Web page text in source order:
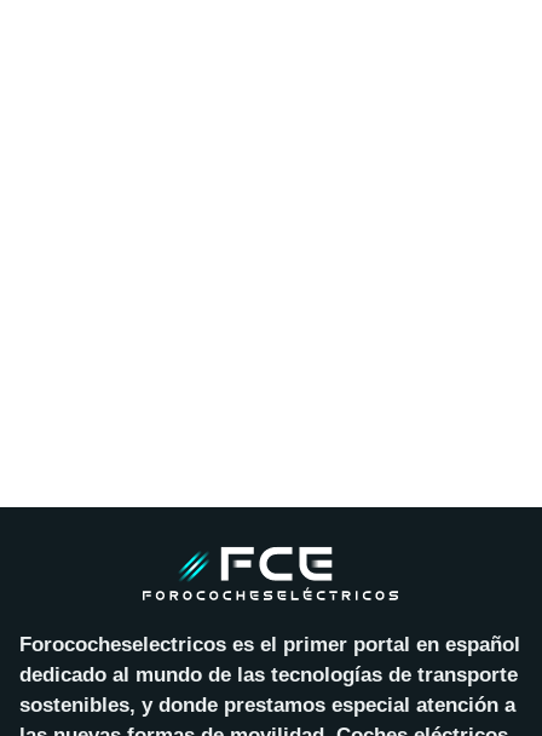
Forococheselectricos es el primer portal en español
dedicado al mundo de las tecnologías de transporte
sostenibles, y donde prestamos especial atención a